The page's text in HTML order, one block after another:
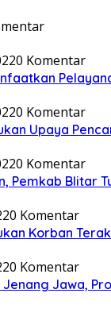
0 Komentar
0 Komentar
Upaya
0 Komentar
Pemkab Blitar
0 Komentar
Korban
0 Komentar
Jenang Jawa,